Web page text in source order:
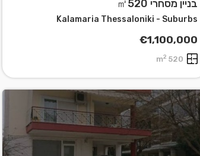
בניין מסחרי ㎡520
Kalamaria Thessaloniki - Suburbs
€1,100,000
520 m
2